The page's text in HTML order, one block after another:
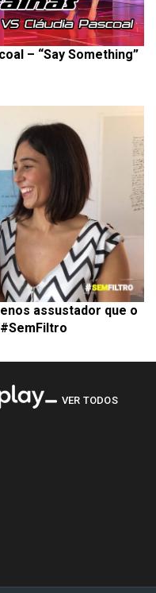
– “Say Something”
assustador que o
VER TODOS